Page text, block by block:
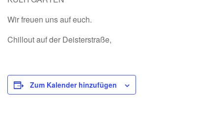
Wir freuen uns auf euch.
Chillout auf der Deisterstraße,
Zum Kalender hinzufügen